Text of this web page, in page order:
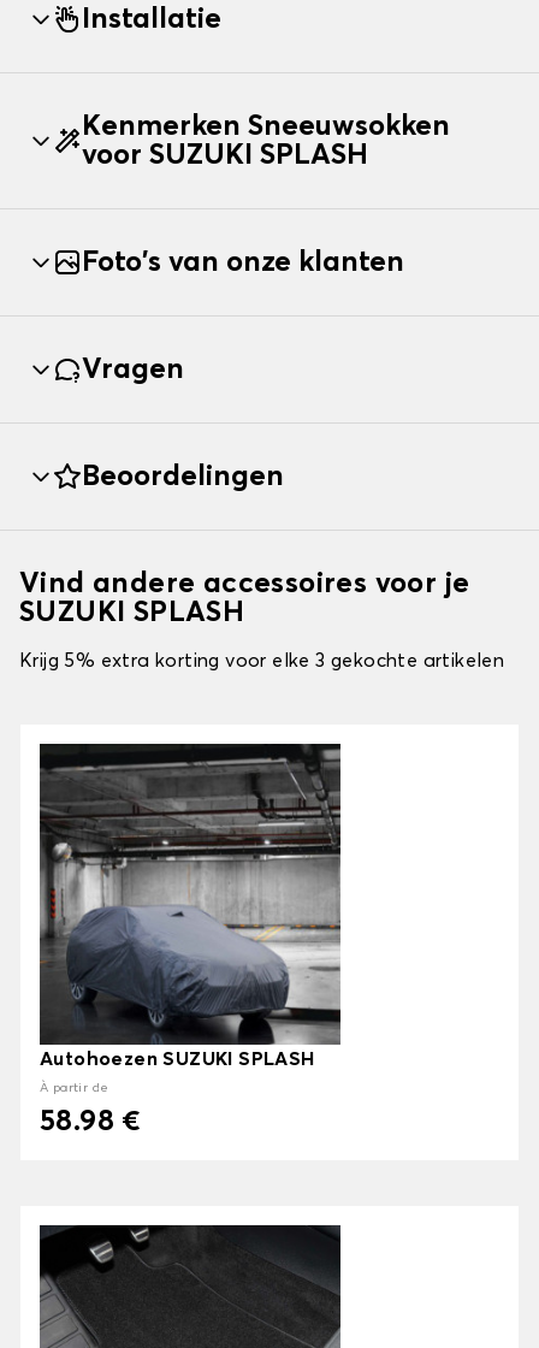
Installatie
Kenmerken Sneeuwsokken
voor SUZUKI SPLASH
Foto's van onze klanten
Vragen
Beoordelingen
Vind andere accessoires voor je
SUZUKI SPLASH
Krijg 5% extra korting voor elke 3 gekochte artikelen
Autohoezen SUZUKI SPLASH
À partir de
58.98 €